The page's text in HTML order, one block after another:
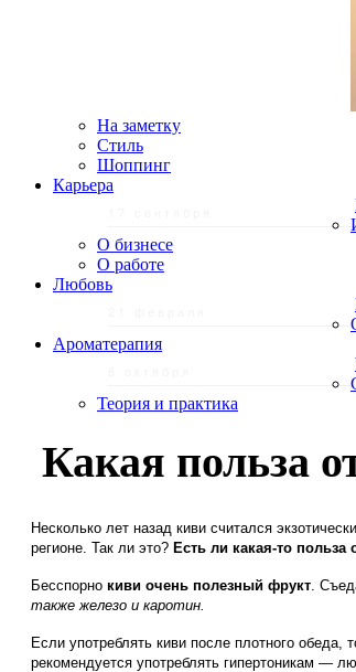
На заметку
Стиль
Шоппинг
Карьера
О бизнесе
О работе
Любовь
Ароматерапия
Теория и практика
Какая польза
Несколько лет назад киви считался
регионе. Так ли это? Есть ли какая-то польза
Бесспорно киви очень полезный фрукт .
также железо и каротин.
Если употреблять киви после плотного обеда,
рекомендуется употреблять гипертоникам —